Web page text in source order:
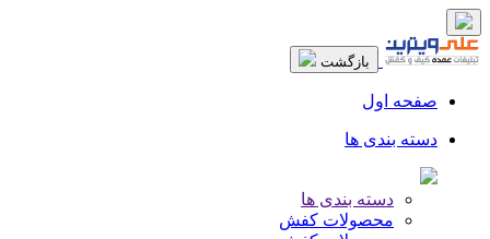
بازگشت
صفحه اول
دسته بندی ها
دسته بندی ها
محصولات کفش